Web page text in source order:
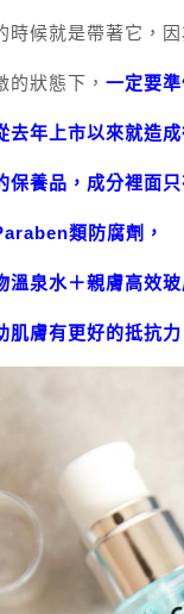
候就是帶著它，
狀態下， 一定要
年上市以來就造成
養品，成分裡面只
類防腐劑，
泉水＋親膚高效玻
肌膚有更好的抵抗力